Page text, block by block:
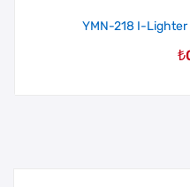
YMN-218 I-Lighter
₺